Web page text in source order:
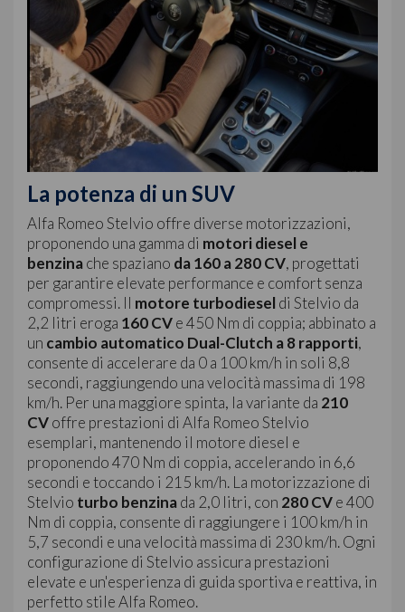
La potenza di un SUV
Alfa Romeo Stelvio offre diverse motorizzazioni,
proponendo una gamma di motori diesel e
benzina che spaziano da 160 a 280 CV, progettati
per garantire elevate performance e comfort senza
compromessi. Il motore turbodiesel di Stelvio da
2,2 litri eroga 160 CVe 450 Nm di coppia; abbinato a
un cambio automatico Dual-Clutch a 8 rapporti,
consente di accelerare da 0 a 100 km/h in soli 8,8
secondi, raggiungendo una velocità massima di 198
km/h. Per una maggiore spinta, la variante da 210
CVoffre prestazioni di Alfa Romeo Stelvio
esemplari, mantenendo il motore diesel e
proponendo 470 Nm di coppia, accelerando in 6,6
secondi e toccando i 215 km/h. La motorizzazione di
Stelvio turbo benzina da 2,0 litri, con 280 CVe 400
Nm di coppia, consente di raggiungere i 100 km/h in
5,7 secondi e una velocità massima di 230 km/h. Ogni
configurazione di Stelvio assicura prestazioni
elevate e un'esperienza di guida sportiva e reattiva, in
perfetto stile Alfa Romeo.